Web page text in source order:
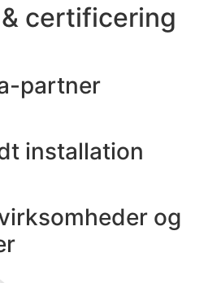
certificering
partner
installation
og